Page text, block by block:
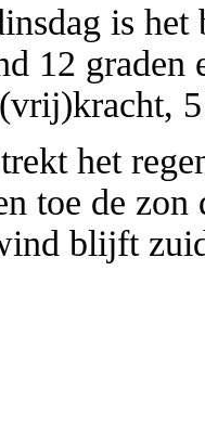
is
12
het
toe de
blijft